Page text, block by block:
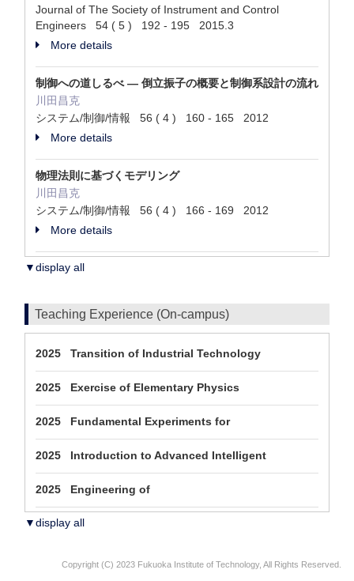
Journal of The Society of Instrument and Control
Engineers 54 ( 5 ) 192 - 195 2015.3
More details
制御への道しるべ ― 倒立振子の概要と制御系設計の流れ
川田昌克
システム/制御/情報 56 ( 4 ) 160 - 165 2012
More details
物理法則に基づくモデリング
川田昌克
システム/制御/情報 56 ( 4 ) 166 - 169 2012
More details
▼display all
Teaching Experience (On-campus)
2025 Transition of Industrial Technology
2025 Exercise of Elementary Physics
2025 Fundamental Experiments for
2025 Introduction to Advanced Intelligent
2025 Engineering of
▼display all
Copyright (C) 2023 Fukuoka Institute of Technology, All Rights Reserved.